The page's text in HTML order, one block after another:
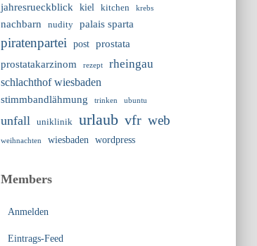
jahresrueckblick kiel kitchen krebs
nachbarn nudity palais sparta
piratenpartei post
prostata
prostatakarzinom
rezept rheingau
schlachthof wiesbaden
stimmbandlähmung trinken ubuntu
unfall uniklinik urlaub vfr web
weihnachten wiesbaden wordpress
Members
Anmelden
Eintrags-Feed